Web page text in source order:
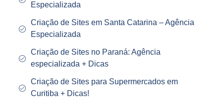
Especializada
Criação de Sites em Santa Catarina – Agência
Especializada
Criação de Sites no Paraná: Agência
especializada + Dicas
Criação de Sites para Supermercados em
Curitiba + Dicas!